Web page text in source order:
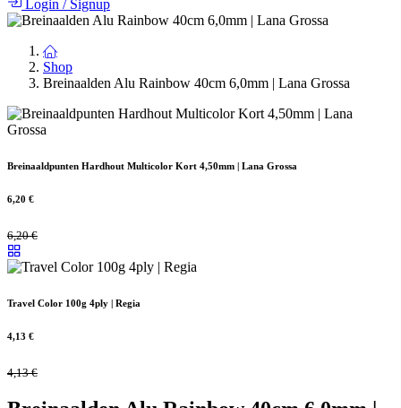
Login /Signup
Shop
Breinaalden Alu Rainbow 40cm 6,0mm | Lana Grossa
Breinaaldpunten Hardhout Multicolor Kort 4,50mm | Lana Grossa
6,20 €
6,20€
Travel Color 100g 4ply | Regia
4,13 €
4,13€